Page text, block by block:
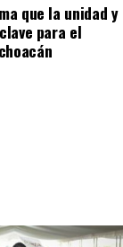
que la unidad y
para el